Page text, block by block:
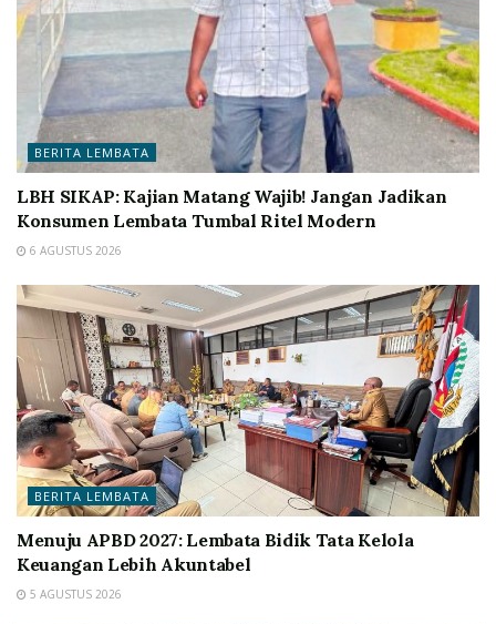
BERITA LEMBATA
LBH SIKAP: Kajian Matang Wajib! Jangan Jadikan
Konsumen Lembata Tumbal Ritel Modern
6 AGUSTUS 2026
BERITA LEMBATA
Menuju APBD 2027: Lembata Bidik Tata Kelola
Keuangan Lebih Akuntabel
5 AGUSTUS 2026